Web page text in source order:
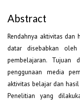
Abstract
Rendahnya aktivitas
datar disebabkan
pembelajaran. Tujuan
penggunaan media
aktivitas belajar dan
Penelitian yang